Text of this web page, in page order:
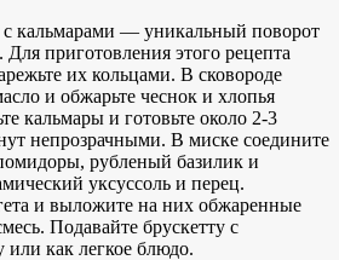
с кальмарами — уникальный поворот
Для приготовления этого рецепта
их кольцами. В сковороде
и обжарьте чеснок и хлопья
кальмары и готовьте около 2-3
непрозрачными. В миске соедините
рубленый базилик и
уксуссоль и перец.
и выложите на них обжаренные
Подавайте брускетту с
или как легкое блюдо.